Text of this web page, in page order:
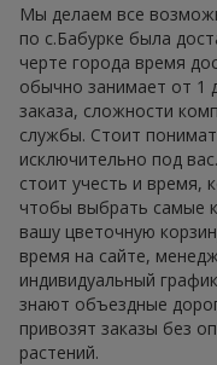
Мы делаем все
по с.Бабурке была
черте города время
обычно занимает от 1
заказа, сложности
службы. Стоит
исключительно под
стоит учесть и время,
чтобы выбрать самые
вашу цветочную
время на сайте,
индивидуальный
знают объездные
привозят заказы без
растений.